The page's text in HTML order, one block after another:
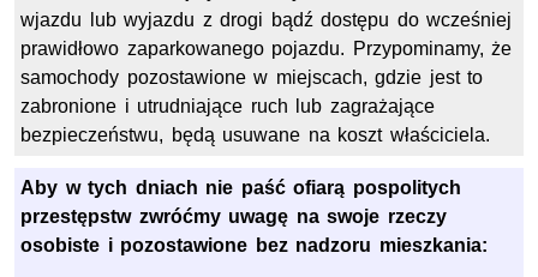
wjazdu lub wyjazdu z drogi bądź dostępu do wcześniej
prawidłowo zaparkowanego pojazdu. Przypominamy, że
samochody pozostawione w miejscach, gdzie jest to
zabronione i utrudniające ruch lub zagrażające
bezpieczeństwu, będą usuwane na koszt właściciela.
Aby w tych dniach nie paść ofiarą pospolitych
przestępstw zwróćmy uwagę na swoje rzeczy
osobiste i pozostawione bez nadzoru mieszkania: